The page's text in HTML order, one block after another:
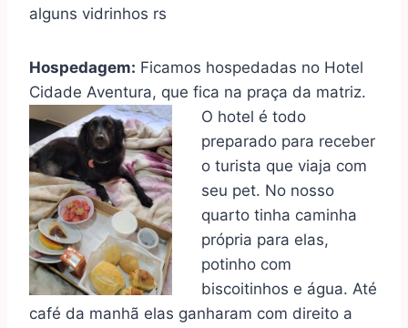
alguns vidrinhos rs
Hospedagem: Ficamos hospedadas no Hotel
Cidade Aventura, que fica na praça da matriz.
O hotel é todo
preparado para receber
o turista que viaja com
seu pet. No nosso
quarto tinha caminha
própria para elas,
potinho com
biscoitinhos e água. Até
café da manhã elas ganharam com direito a